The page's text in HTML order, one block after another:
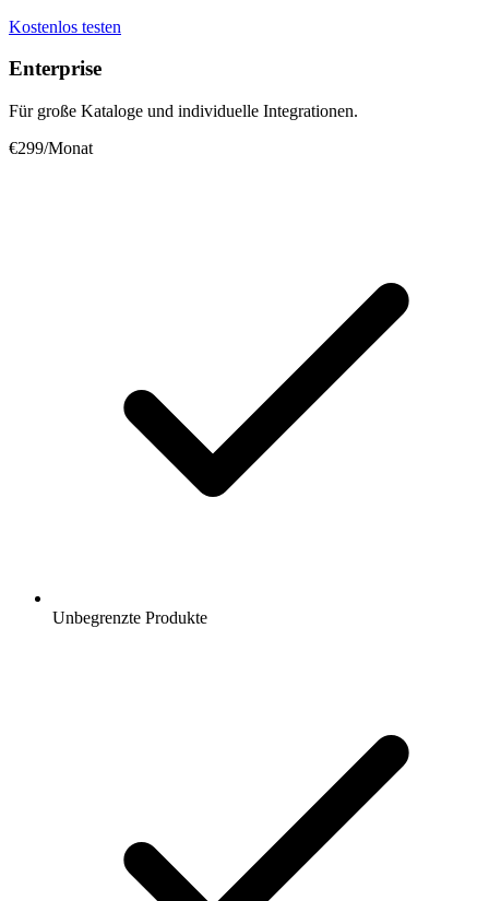
Kostenlos testen
Enterprise
Für große Kataloge und individuelle Integrationen.
€299/Monat
Unbegrenzte Produkte